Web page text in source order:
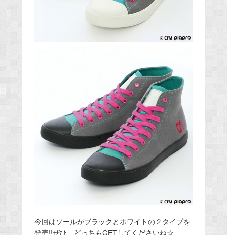
今回はソールがブラックとホワイトの２タイプを
発売!!ぜひ、どっちもGETしてくださいね☆